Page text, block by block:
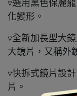
▿選用黑色保麗
化變形。
▿全新加長型大
大鏡片，又稱外
▿快拆式鏡片設
片。